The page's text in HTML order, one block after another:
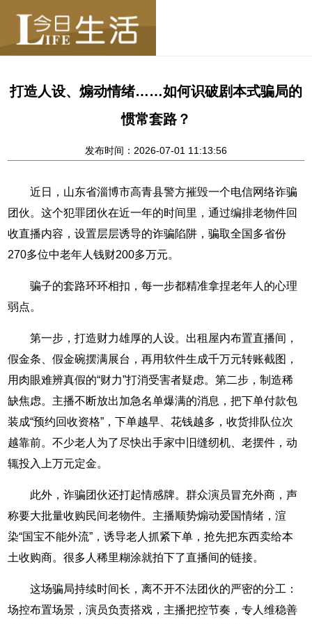
打造人设、煽动情绪……如何识破剧本式骗局的
惯常套路？
发布时间：2026-07-01 11:13:56
近日，山东省淄博市高青县警方摧毁一个电信网络诈骗
团伙。这个犯罪团伙在近一年的时间里，通过编排老物件回
收直播内容，设置层层诱导的诈骗陷阱，骗取全国多省份
270多位中老年人钱财200多万元。
骗子的套路环环相扣，每一步都精准拿捏老年人的心理
弱点。
第一步，打造财力雄厚的人设。出租屋内布置直播间，
假金条、假金碗摆满展台，再用软件生成千万元转账截图，
用肉眼难辨真假的“财力”打消受害者疑虑。第二步，制造稀
缺焦虑。主播不断放出加急名单爆满的消息，把下单付款包
装成“预约回收资格”，下单越早、花钱越多，收货排队位次
越靠前。不少老人为了尽快出手家中旧缝纫机、老摆件，动
辄投入上万元定金。
此外，诈骗团伙还打起情感牌。群众演员冒充外商，声
称要大批量收购民间老物件。主播顺势煽动爱国情绪，渲
染“国宝不能外流”，诱导老人抓紧下单，抢先把东西卖给本
土收购商。很多人稀里糊涂就拍下了直播间的链接。
这场骗局持续时间长，离不开不法团伙的严密的分工：
场控布置场景，演员负责搭戏，主播把控节奏，专人维稳善